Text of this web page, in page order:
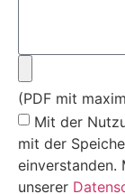
(PDF mit
Mit der
mit der
einverstanden.
unserer